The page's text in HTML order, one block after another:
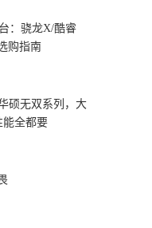
：骁龙X/酷睿
购指南
硕无双系列，大
能全都要